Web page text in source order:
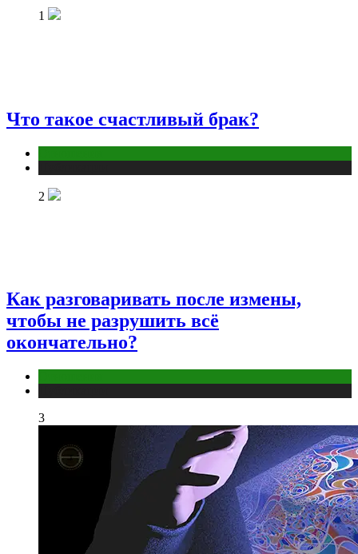
1
Что такое счастливый брак?
2
Как разговаривать после измены,
чтобы не разрушить всё
окончательно?
3